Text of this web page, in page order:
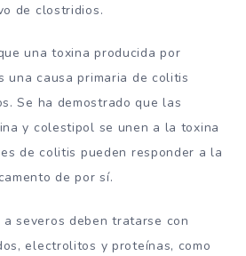
de clostridios.
una toxina producida por
una causa primaria de colitis
Se ha demostrado que las
y colestipol se unen a la toxina
de colitis pueden responder a la
de por sí.
a severos deben tratarse con
electrolitos y proteínas, como